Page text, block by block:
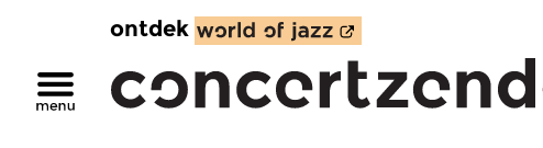
ontdek